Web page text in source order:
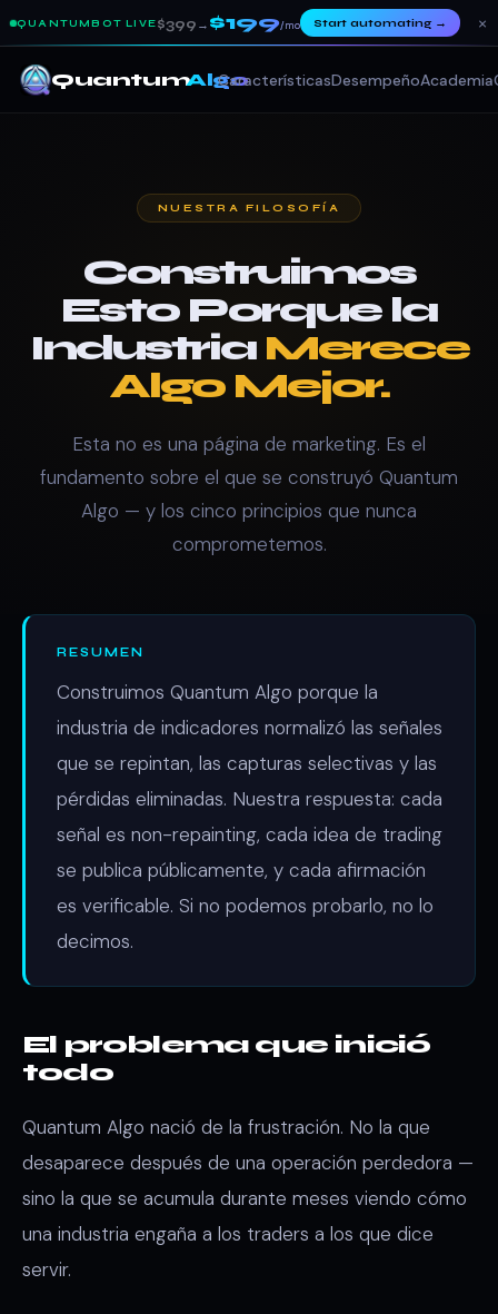
QUANTUMBOT LIVE $399 → $199/mo Start automating→ ×
QuantumAlgoCaracterísticasDesempeñoAcademia
NUESTRA FILOSOFÍA
Construimos
Esto Porque la
Industria Merece
Algo Mejor.
Esta no es una página de marketing. Es el
fundamento sobre el que se construyó Quantum
Algo — y los cinco principios que nunca
comprometemos.
RESUMEN
Construimos Quantum Algo porque la
industria de indicadores normalizó las señales
que se repintan, las capturas selectivas y las
pérdidas eliminadas. Nuestra respuesta: cada
señal es non-repainting, cada idea de trading
se publica públicamente, y cada afirmación
es verificable. Si no podemos probarlo, no lo
decimos.
El problema que inició
todo
Quantum Algo nació de la frustración. No la que
desaparece después de una operación perdedora —
sino la que se acumula durante meses viendo cómo
una industria engaña a los traders a los que dice
servir.